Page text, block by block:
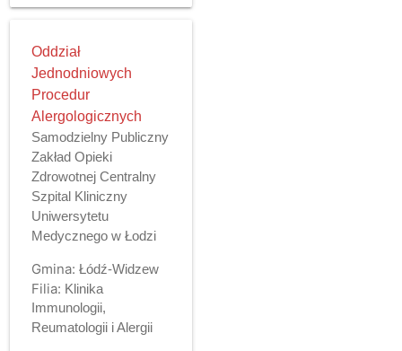
Oddział
Jednodniowych
Procedur
Alergologicznych
Samodzielny Publiczny
Zakład Opieki
Zdrowotnej Centralny
Szpital Kliniczny
Uniwersytetu
Medycznego w Łodzi
Gmina: Łódź-Widzew
Filia: Klinika
Immunologii,
Reumatologii i Alergii